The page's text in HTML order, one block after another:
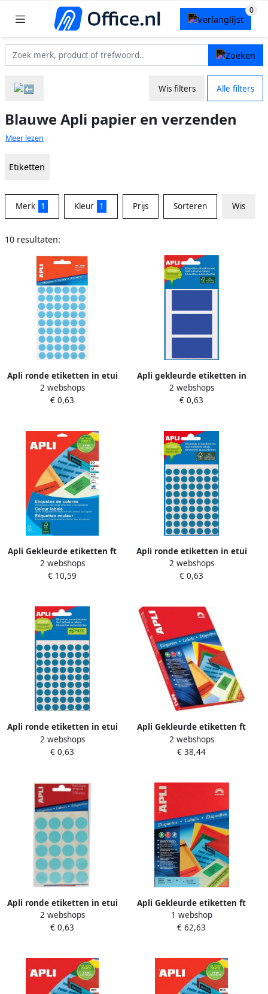
Wis filters Alle filters
Blauwe Apli papier en verzenden
Meer lezen
Etiketten
Merk 1 Kleur 1 Prijs Sorteren Wis
10 resultaten:
Apli ronde etiketten in etui
diameter 13 mm blauw 175
stuks 35 per blad(2056 )
2 webshops
€ 0,63
Apli gekleurde etiketten in
etui blauw(2072 )
2 webshops
€ 0,63
Apli Gekleurde etiketten ft
70 x 37 mm (b x h) blauw
480 stuks 24 per blad (1592)
2 webshops
€ 10,59
Apli ronde etiketten in etui
diameter 8 mm blauw 288
stuks 96 per blad (2045)
2 webshops
€ 0,63
Apli ronde etiketten in etui
diameter 10 mm blauw 315
stuks 63 per blad (2052)
2 webshops
€ 0,63
Apli Gekleurde etiketten ft
70 x 37 mm (b x h) blauw
2.400 stuks 24 per blad
2 webshops
€ 38,44
Apli ronde etiketten in etui
diameter 19 mm blauw 100
stuks 20 per blad (2064)
2 webshops
€ 0,63
Apli Gekleurde etiketten ft
210 x 297 mm(b x h ) blauw
100 stuks 1 per blad
1 webshop
€ 62,63